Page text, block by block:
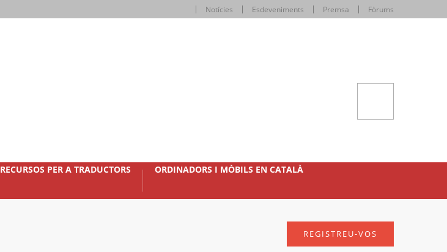
Notícies Esdeveniments Premsa Fòrums
RECURSOS PER A TRADUCTORS ORDINADORS I MÒBILS EN CATALÀ
REGISTREU-VOS